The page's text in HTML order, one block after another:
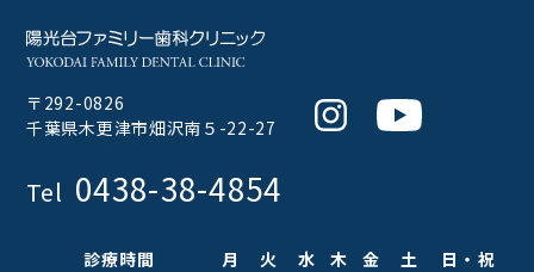
〒292-0826
千葉県木更津市畑沢南５-22-27
InstagramYoutube
Tel 0438-38-4854
診療時間 月 火 水 木 金 土
日・祝